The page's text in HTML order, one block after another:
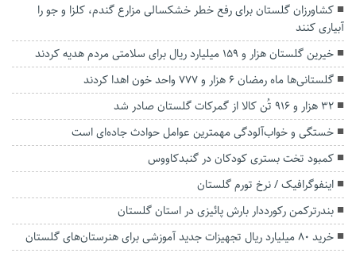
کشاورزان گلستان برای رفع خطر خشکسالی مزارع گندم، کلزا و جو را
آبیاری کنند
خیرین گلستان هزار و ۱۵۹ میلیارد ریال برای سلامتی مردم هدیه کردند
گلستانی‌ها ماه رمضان ۶ هزار و ۷۷۷ واحد خون اهدا کردند
۳۲ هزار و ۹۱۶ تُن کالا از گمرکات گلستان صادر شد
خستگی و خواب‌آلودگی مهمترین عوامل حوادث جاده‌ای است
کمبود تخت بستری کودکان در گنبدکاووس
اینفوگرافیک / نرخ تورم گلستان
بندرترکمن رکورددار بارش پائیزی در استان گلستان
خرید ۸۰ میلیارد ریال تجهیزات جدید آموزشی برای هنرستان‌های گلستان